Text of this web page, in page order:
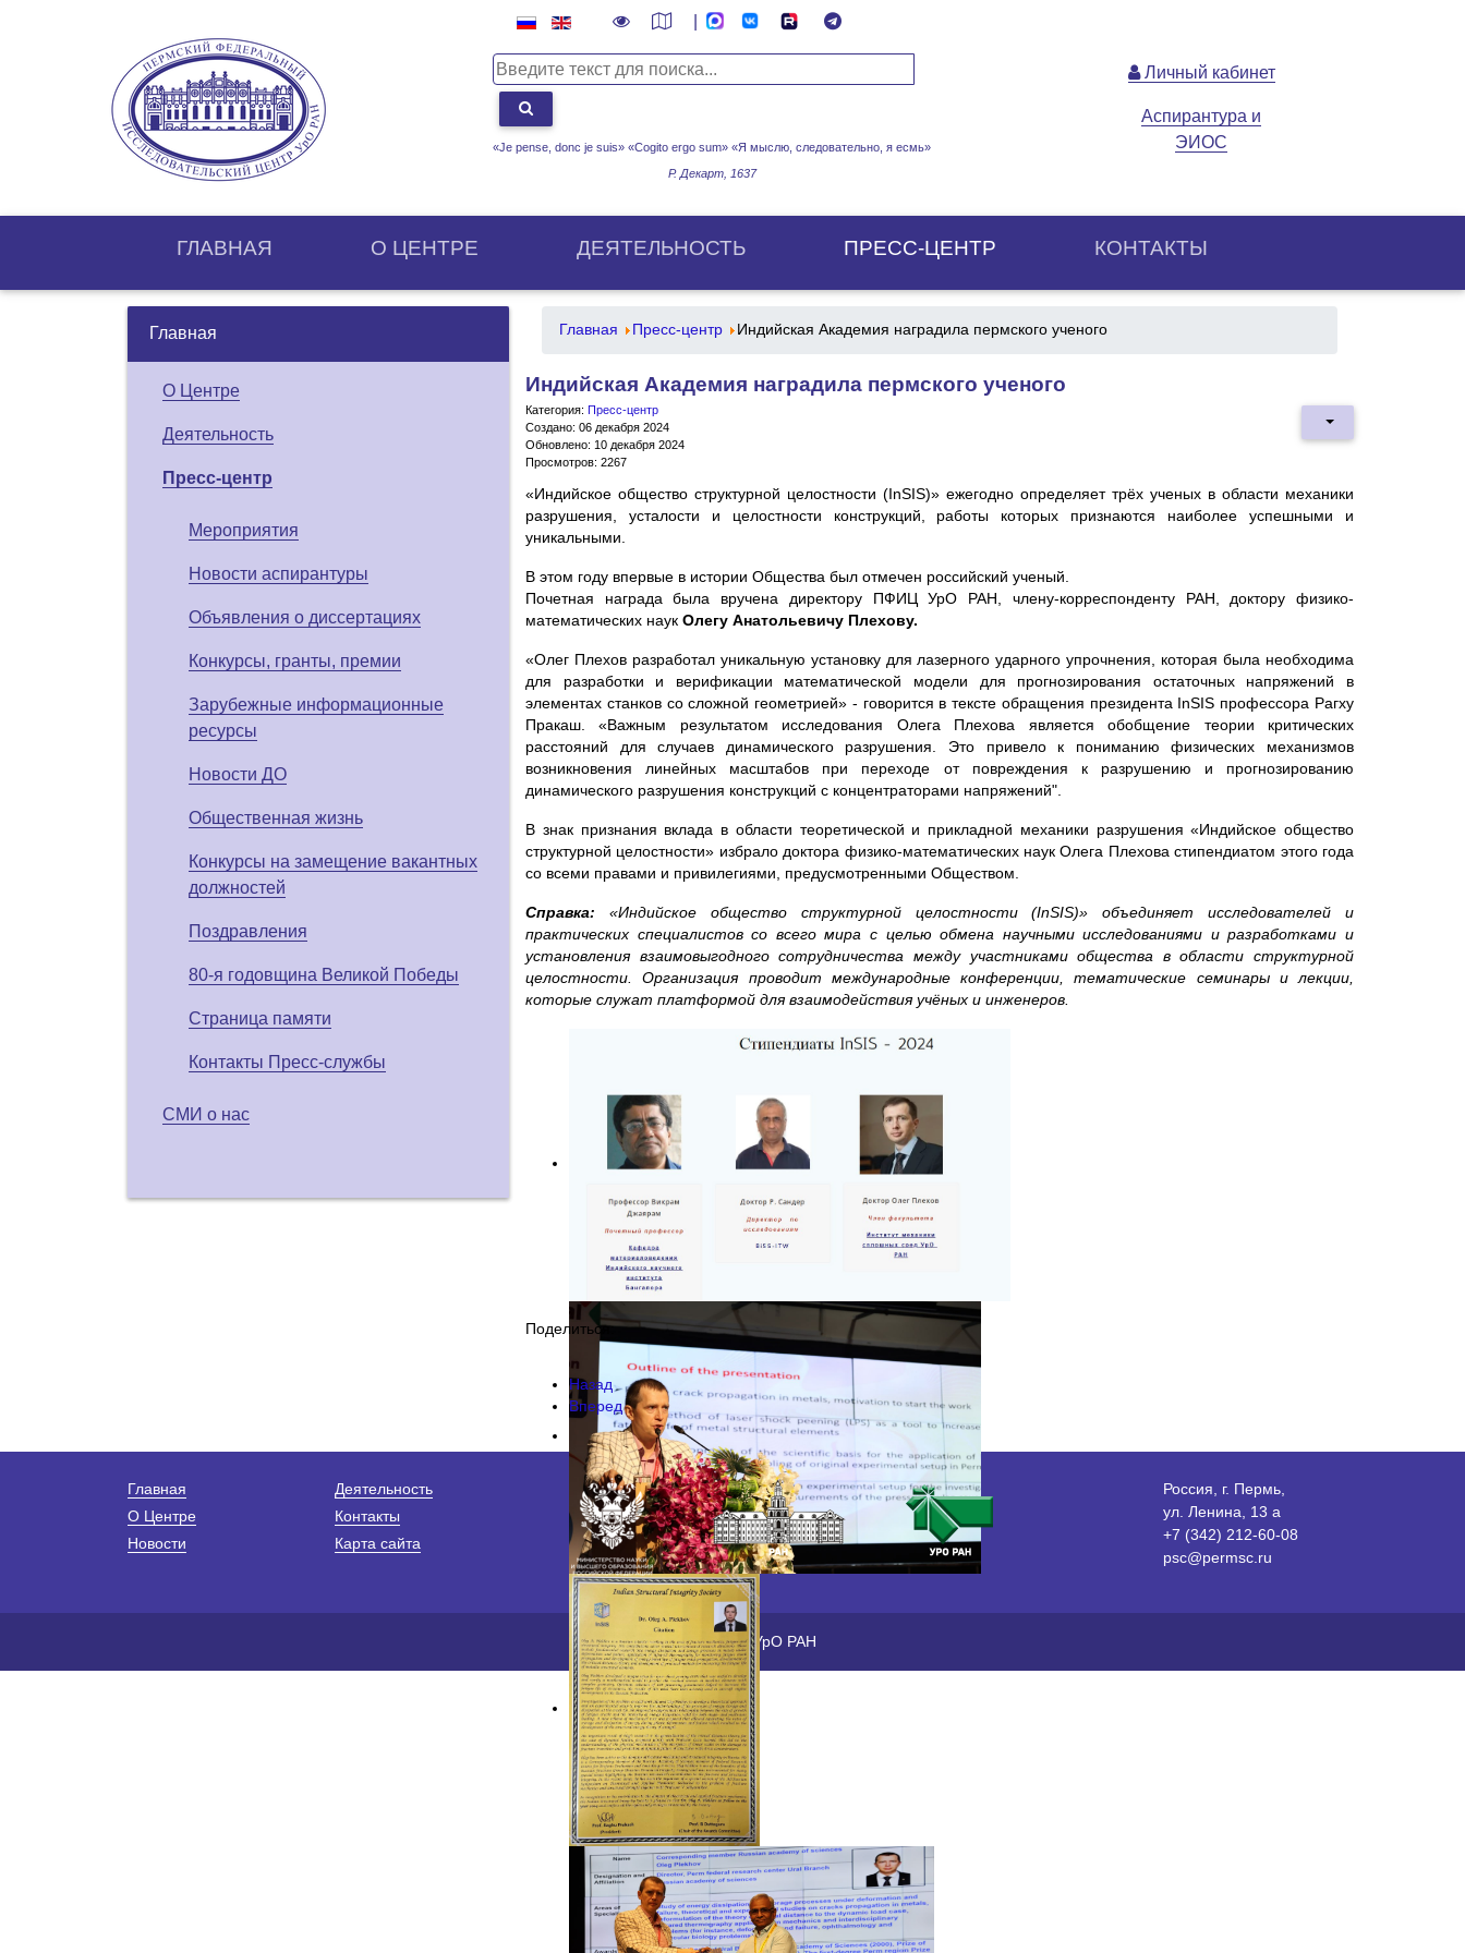
«Je pense, donc je suis» «Cogito ergo sum» «Я мыслю, следовательно, я есмь»
Р. Декарт, 1637
Личный кабинет
Аспирантура и
ЭИОС
ГЛАВНАЯ О ЦЕНТРE ДЕЯТЕЛЬНОСТЬ ПРЕСС-ЦЕНТР КОНТАКТЫ
Главная
О Центре
Деятельность
Пресс-центр
Мероприятия
Новости аспирантуры
Объявления о диссертациях
Конкурсы, гранты, премии
Зарубежные информационные
ресурсы
Новости ДО
Общественная жизнь
Конкурсы на замещение вакантных
должностей
Поздравления
80-я годовщина Великой Победы
Страница памяти
Контакты Пресс-службы
СМИ о нас
Главная Пресс-центр Индийская Академия наградила пермского ученого
Индийская Академия наградила пермского ученого
Категория: Пресс-центр
Создано: 06 декабря 2024
Обновлено: 10 декабря 2024
Просмотров: 2267
«Индийское общество структурной целостности (InSIS)» ежегодно определяет трёх ученых в области механики
разрушения, усталости и целостности конструкций, работы которых признаются наиболее успешными и
уникальными.
В этом году впервые в истории Общества был отмечен российский ученый.
Почетная награда была вручена директору ПФИЦ УрО РАН, члену-корреспонденту РАН, доктору физико-
математических наук Олегу Анатольевичу Плехову.
«Олег Плехов разработал уникальную установку для лазерного ударного упрочнения, которая была необходима
для разработки и верификации математической модели для прогнозирования остаточных напряжений в
элементах станков со сложной геометрией» - говорится в тексте обращения президента InSIS профессора Рагху
Пракаш. «Важным результатом исследования Олега Плехова является обобщение теории критических
расстояний для случаев динамического разрушения. Это привело к пониманию физических механизмов
возникновения линейных масштабов при переходе от повреждения к разрушению и прогнозированию
динамического разрушения конструкций с концентраторами напряжений".
В знак признания вклада в области теоретической и прикладной механики разрушения «Индийское общество
структурной целостности» избрало доктора физико-математических наук Олега Плехова стипендиатом этого года
со всеми правами и привилегиями, предусмотренными Обществом.
Справка: «Индийское общество структурной целостности (InSIS)» объединяет исследователей и
практических специалистов со всего мира с целью обмена научными исследованиями и разработками и
установления взаимовыгодного сотрудничества между участниками общества в области структурной
целостности. Организация проводит международные конференции, тематические семинары и лекции,
которые служат платформой для взаимодействия учёных и инженеров.
Поделиться:
Назад
Вперед
Главная
О Центре
Новости
Деятельность
Контакты
Карта сайта
Россия, г. Пермь,
ул. Ленина, 13 а
+7 (342) 212-60-08
psc@permsc.ru
2026 ©ПФИЦ УрО РАН